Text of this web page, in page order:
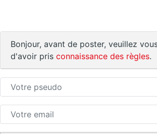
Bonjour, avant de poster, veuillez
d'avoir pris connaissance des règles.